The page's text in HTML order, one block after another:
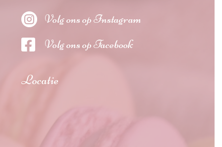
 Volg ons op Instagram
 Volg ons op Facebook
Locatie